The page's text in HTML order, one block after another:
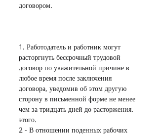
договором.
1. Работодатель и работник могут
расторгнуть бессрочный трудовой
договор по уважительной причине в
любое время после заключения
договора, уведомив об этом другую
сторону в письменной форме не менее
чем за тридцать дней до расторжения.
этого.
2 - В отношении поденных рабочих